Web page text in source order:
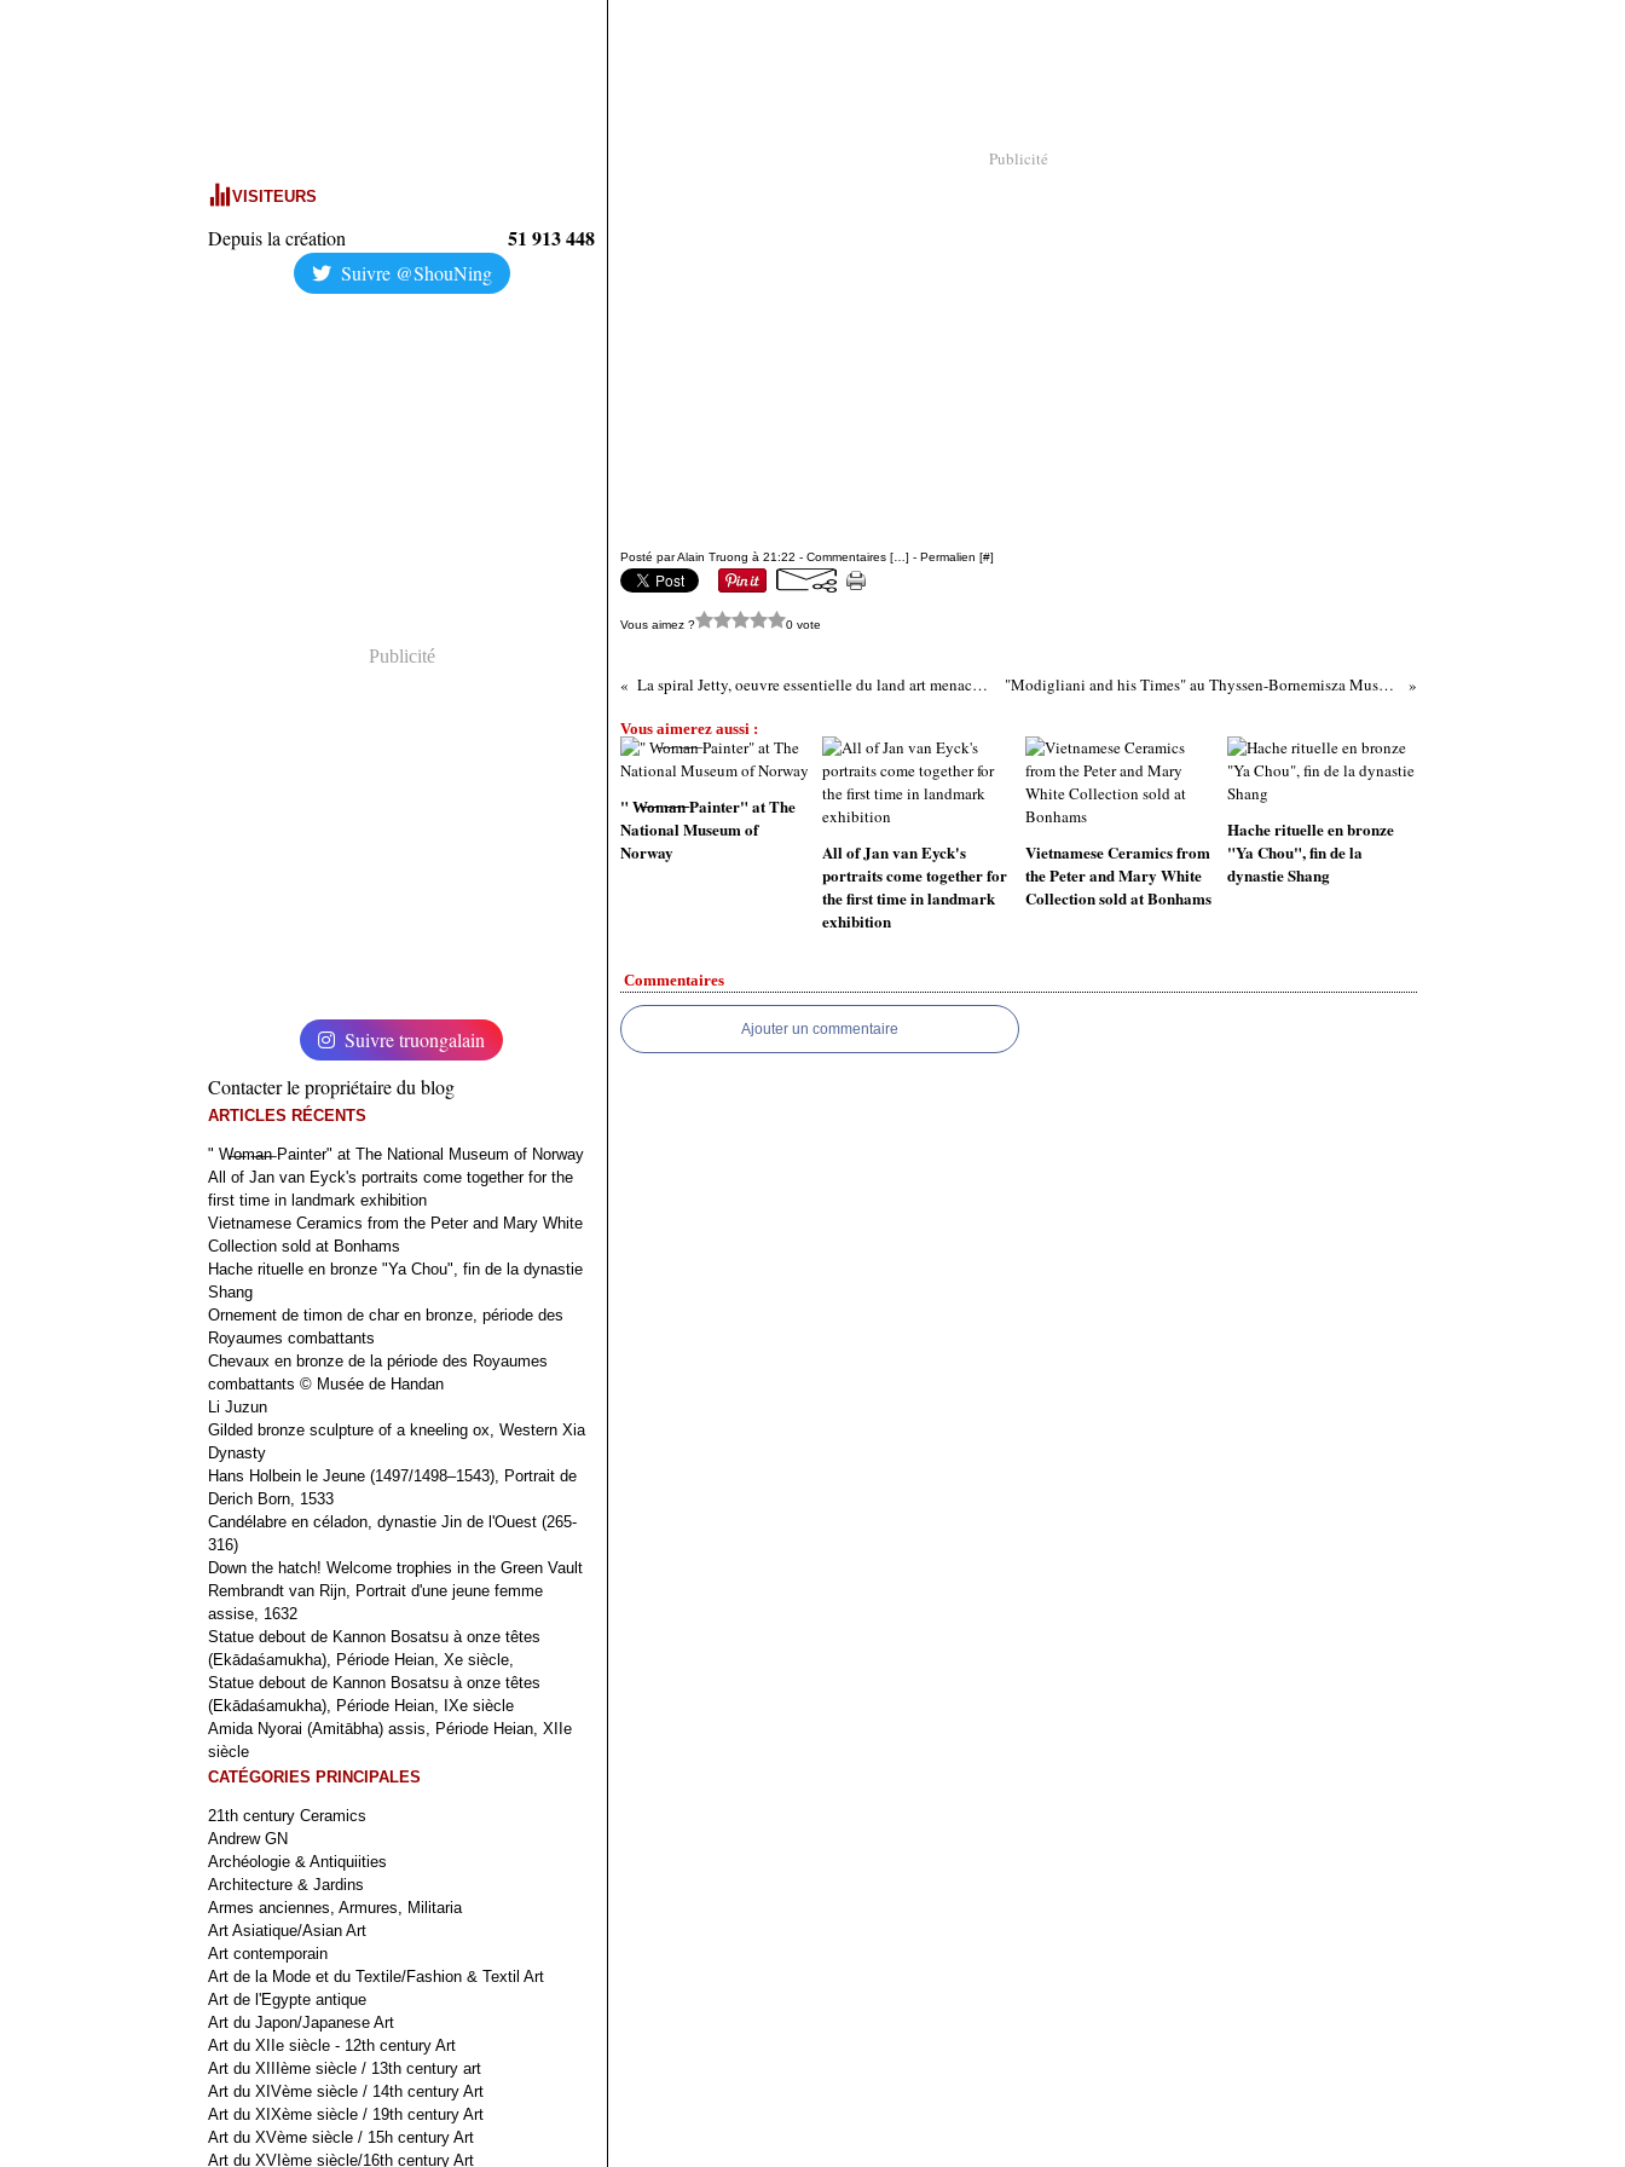
VISITEURS
Depuis la création 51 913 448
Suivre @ShouNing
Publicité
Suivre truongalain
Contacter le propriétaire du blog
ARTICLES RÉCENTS
" W̶o̶m̶a̶n̶ Painter" at The National Museum of Norway
All of Jan van Eyck's portraits come together for the
first time in landmark exhibition
Vietnamese Ceramics from the Peter and Mary White
Collection sold at Bonhams
Hache rituelle en bronze "Ya Chou", fin de la dynastie
Shang
Ornement de timon de char en bronze, période des
Royaumes combattants
Chevaux en bronze de la période des Royaumes
combattants © Musée de Handan
Li Juzun
Gilded bronze sculpture of a kneeling ox, Western Xia
Dynasty
Hans Holbein le Jeune (1497/1498–1543), Portrait de
Derich Born, 1533
Candélabre en céladon, dynastie Jin de l'Ouest (265-
316)
Down the hatch! Welcome trophies in the Green Vault
Rembrandt van Rijn, Portrait d'une jeune femme
assise, 1632
Statue debout de Kannon Bosatsu à onze têtes
(Ekādaśamukha), Période Heian, Xe siècle,
Statue debout de Kannon Bosatsu à onze têtes
(Ekādaśamukha), Période Heian, IXe siècle
Amida Nyorai (Amitābha) assis, Période Heian, XIIe
siècle
CATÉGORIES PRINCIPALES
21th century Ceramics
Andrew GN
Archéologie & Antiquiities
Architecture & Jardins
Armes anciennes, Armures, Militaria
Art Asiatique/Asian Art
Art contemporain
Art de la Mode et du Textile/Fashion & Textil Art
Art de l'Egypte antique
Art du Japon/Japanese Art
Art du XIIe siècle - 12th century Art
Art du XIIIème siècle / 13th century art
Art du XIVème siècle / 14th century Art
Art du XIXème siècle / 19th century Art
Art du XVème siècle / 15h century Art
Art du XVIème siècle/16th century Art
Publicité
Posté par Alain Truong à 21:22 - Commentaires [ ] - Permalien [#]
Vous aimez ? 0 vote
La spiral Jetty, oeuvre essentielle du land art menacée par la prospection pétrolière "Modigliani and his Times" au Thyssen-Bornemisza Museum et à la Fundación Caja Madrid
Vous aimerez aussi :
" W̶o̶m̶a̶n̶ Painter" at The
National Museum of
Norway
All of Jan van Eyck's
portraits come together for
the first time in landmark
exhibition
Vietnamese Ceramics from
the Peter and Mary White
Collection sold at Bonhams
Hache rituelle en bronze
"Ya Chou", fin de la
dynastie Shang
Commentaires
Ajouter un commentaire